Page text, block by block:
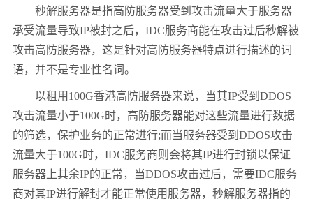
秒解服务器是指高防服务器受到攻击流量大于服务器
承受流量导致IP被封之后， IDC服务商能在攻击过后秒解被
攻击高防服务器，这是针对高防服务器特点进行描述的词
语，并不是专业性名词。
以租用 100G香港高防服务器来说，当其IP受到 DDOS
攻击流量小于100G时，高防服务器能对这些流量进行数据
的筛选，保护业务的正常进行;而当服务器受到 DDOS攻击
流量大于100G时， IDC服务商则会将其IP进行封锁以保证
服务器上其余IP的正常，当DDOS攻击过后，需要IDC服务
商对其IP进行解封才能正常使用服务器，秒解服务器指的